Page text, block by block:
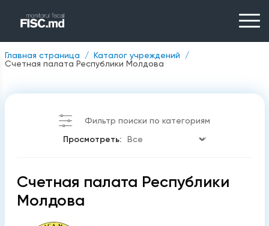
Главная страница
Каталог учреждений
Счетная палата Республики Молдова
Фильтр поиски по категориям
Просмотреть:
Счетная палата Республики
Молдова